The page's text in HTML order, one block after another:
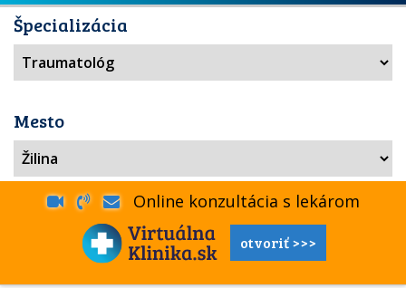
Špecializácia
Mesto
Online konzultácia s lekárom
otvoriť >>>